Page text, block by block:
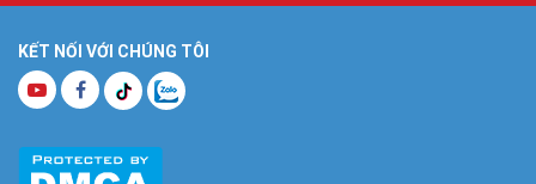
KẾT NỐI VỚI CHÚNG TÔI